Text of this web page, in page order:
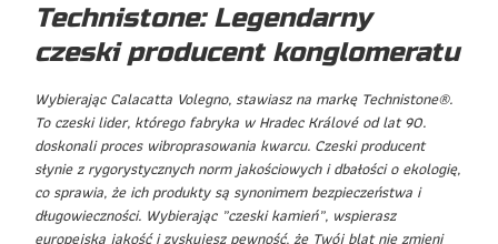
Technistone: Legendarny
czeski producent konglomeratu
Wybierając Calacatta Volegno, stawiasz na markę Technistone®.
To czeski lider, którego fabryka w Hradec Králové od lat 90.
doskonali proces wibroprasowania kwarcu. Czeski producent
słynie z rygorystycznych norm jakościowych i dbałości o ekologię,
co sprawia, że ich produkty są synonimem bezpieczeństwa i
długowieczności. Wybierając „czeski kamień”, wspierasz
europejską jakość i zyskujesz pewność, że Twój blat nie zmieni